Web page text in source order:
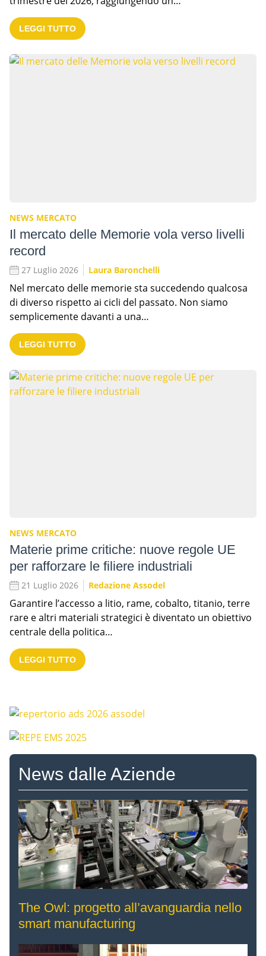
LEGGI TUTTO
NEWS MERCATO
Il mercato delle Memorie vola verso livelli
record
27 Luglio 2026 Laura Baronchelli
Nel mercato delle memorie sta succedendo qualcosa
di diverso rispetto ai cicli del passato. Non siamo
semplicemente davanti a una…
LEGGI TUTTO
NEWS MERCATO
Materie prime critiche: nuove regole UE
per rafforzare le filiere industriali
21 Luglio 2026 Redazione Assodel
Garantire l’accesso a litio, rame, cobalto, titanio, terre
rare e altri materiali strategici è diventato un obiettivo
centrale della politica…
LEGGI TUTTO
News dalle Aziende
The Owl: progetto all’avanguardia nello
smart manufacturing